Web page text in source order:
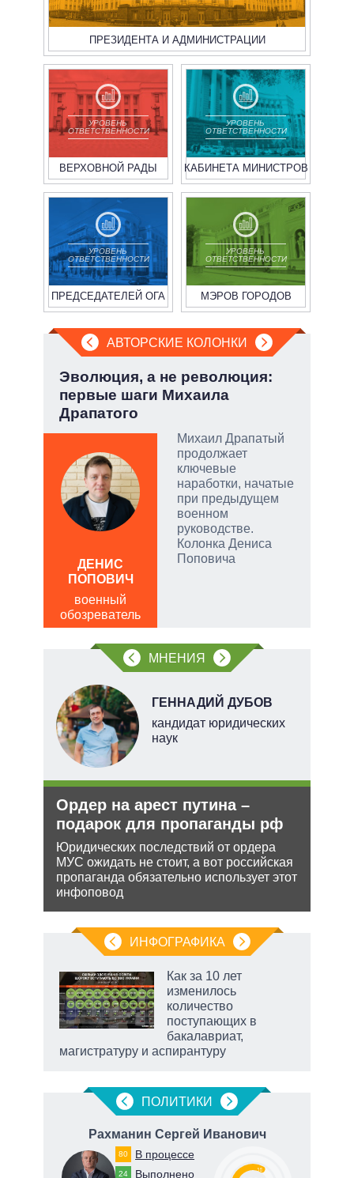
ПРЕЗИДЕНТА И АДМИНИСТРАЦИИ
УРОВЕНЬ
ОТВЕТСТВЕННОСТИ
ВЕРХОВНОЙ РАДЫ
УРОВЕНЬ
ОТВЕТСТВЕННОСТИ
КАБИНЕТА МИНИСТРОВ
УРОВЕНЬ
ОТВЕТСТВЕННОСТИ
ПРЕДСЕДАТЕЛЕЙ ОГА
УРОВЕНЬ
ОТВЕТСТВЕННОСТИ
МЭРОВ ГОРОДОВ
АВТОРСКИЕ КОЛОНКИ
Эволюция, а не революция:
первые шаги Михаила
Драпатого
Михаил Драпатый
продолжает
ключевые
наработки, начатые
при предыдущем
военном
руководстве.
Колонка Дениса
Поповича
ДЕНИС
ПОПОВИЧ
военный
обозреватель
МНЕНИЯ
ГЕННАДИЙ ДУБОВ
кандидат юридических
наук
Ордер на арест путина –
подарок для пропаганды рф
Юридических последствий от ордера
МУС ожидать не стоит, а вот российская
пропаганда обязательно использует этот
инфоповод
ИНФОГРАФИКА
Как за 10 лет
изменилось
количество
поступающих в
бакалавриат,
магистратуру и аспирантуру
ПОЛИТИКИ
Рахманин Сергей Иванович
80 В процессе
24 Выполнено 58